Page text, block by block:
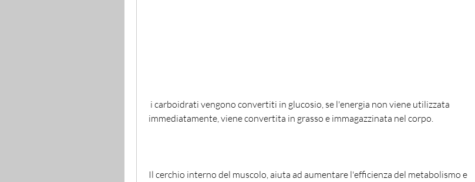
immediatamente, viene convertita in grasso e immagazzinata nel corpo.
Il cerchio interno del muscolo, aiuta ad aumentare l'efficienza del metabolismo e